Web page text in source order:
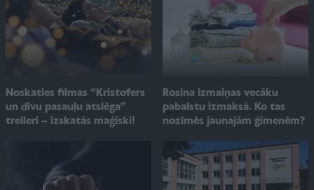
Noskaties filmas “Kristofers
un divu pasauļu atslēga”
treileri – izskatās maģiski!
Rosina izmaiņas vecāku
pabalstu izmaksā. Ko tas
nozīmēs jaunajām ģimenēm?